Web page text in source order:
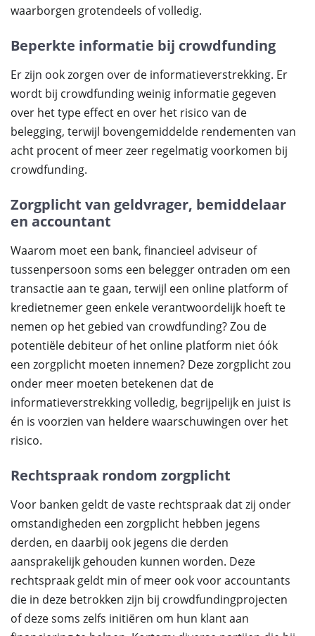
waarborgen grotendeels of volledig.
Beperkte informatie bij crowdfunding
Er zijn ook zorgen over de informatieverstrekking. Er
wordt bij crowdfunding weinig informatie gegeven
over het type effect en over het risico van de
belegging, terwijl bovengemiddelde rendementen van
acht procent of meer zeer regelmatig voorkomen bij
crowdfunding.
Zorgplicht van geldvrager, bemiddelaar
en accountant
Waarom moet een bank, financieel adviseur of
tussenpersoon soms een belegger ontraden om een
transactie aan te gaan, terwijl een online platform of
kredietnemer geen enkele verantwoordelijk hoeft te
nemen op het gebied van crowdfunding? Zou de
potentiële debiteur of het online platform niet óók
een zorgplicht moeten innemen? Deze zorgplicht zou
onder meer moeten betekenen dat de
informatieverstrekking volledig, begrijpelijk en juist is
én is voorzien van heldere waarschuwingen over het
risico.
Rechtspraak rondom zorgplicht
Voor banken geldt de vaste rechtspraak dat zij onder
omstandigheden een zorgplicht hebben jegens
derden, en daarbij ook jegens die derden
aansprakelijk gehouden kunnen worden. Deze
rechtspraak geldt min of meer ook voor accountants
die in deze betrokken zijn bij crowdfundingprojecten
of deze soms zelfs initiëren om hun klant aan